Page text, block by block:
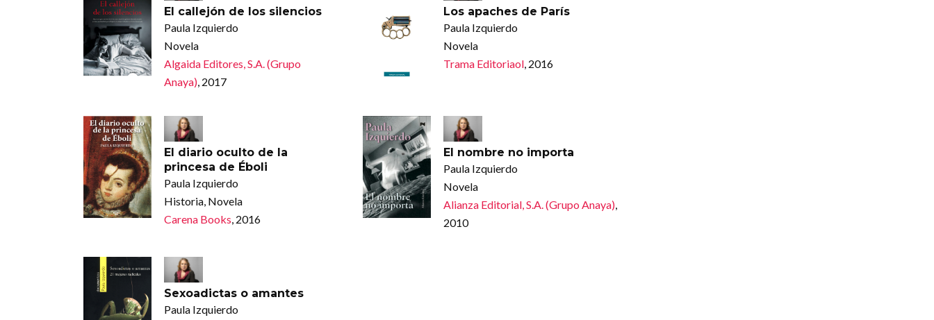
El callejón de los silencios
Paula Izquierdo
Novela
Algaida Editores, S.A. (Grupo
Anaya), 2017
Los apaches de París
Paula Izquierdo
Novela
Trama Editoriaol, 2016
El diario oculto de la
princesa de Éboli
Paula Izquierdo
Historia, Novela
Carena Books, 2016
El nombre no importa
Paula Izquierdo
Novela
Alianza Editorial, S.A. (Grupo Anaya),
2010
Sexoadictas o amantes
Paula Izquierdo